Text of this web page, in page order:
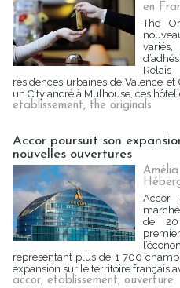
en
The
résidences urbaines de Valence
un City ancré à Mulhouse, ces
etablissement, the originals
Accor poursuit son
nouvelles ouvertures
Accor
de 20
représentant plus de 1 700
expansion sur le territoire français
accor, etablissement, ouverture